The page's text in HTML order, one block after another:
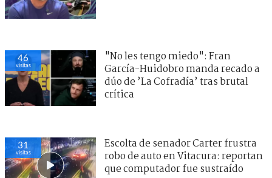
46
visitas
"No les tengo miedo": Fran
García-Huidobro manda recado a
dúo de ’La Cofradía’ tras brutal
crítica
31
visitas
Escolta de senador Carter frustra
robo de auto en Vitacura: reportan
que computador fue sustraído